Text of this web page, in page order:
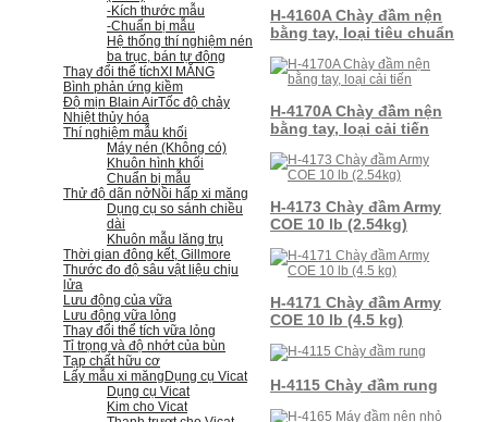
-Kích thước mẫu
-Chuẩn bị mẫu
Hệ thống thí nghiệm nén
ba trục, bán tự động
Thay đổi thể tíchXI MĂNG
Bình phản ứng kiềm
Độ mịn Blain AirTốc độ chảy
Nhiệt thủy hóa
Thí nghiệm mẫu khối
Máy nén (Không có)
Khuôn hình khối
Chuẩn bị mẫu
Thử độ dãn nởNồi hấp xi măng
Dụng cụ so sánh chiều
dài
Khuôn mẫu lăng trụ
Thời gian đông kết, Gillmore
Thước đo độ sâu vật liệu chịu
lửa
Lưu động của vữa
Lưu động vữa lỏng
Thay đổi thể tích vữa lỏng
Tỉ trọng và độ nhớt của bùn
Tạp chất hữu cơ
Lấy mẫu xi măng Dụng cụ Vicat
Dụng cụ Vicat
Kim cho Vicat
H-4160A Chày đầm nện
bằng tay, loại tiêu chuẩn
H-4170A Chày đầm nện
bằng tay, loại cải tiến
H-4173 Chày đầm Army
COE 10 lb (2.54kg)
H-4171 Chày đầm Army
COE 10 lb (4.5 kg)
H-4115 Chày đầm rung